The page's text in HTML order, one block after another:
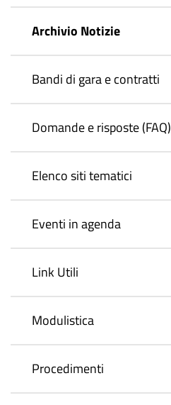
Archivio Notizie
Bandi di gara e contratti
Domande e risposte (FAQ)
Elenco siti tematici
Eventi in agenda
Link Utili
Modulistica
Procedimenti